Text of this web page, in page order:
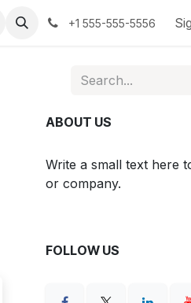
+1 555-555-5556
ABOUT US
Write a small text here
or company.
FOLLOW US